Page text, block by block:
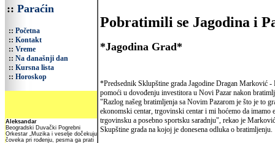
:: Paraćin
:: Početna
:: Kontakt
:: Vreme
:: Na današnji dan
:: Kursna lista
:: Horoskop
Pobratimili se Jagodina i
*Jagodina Grad*
*Predsednik Sklupštine grada Jagodine Dragan Marković -
pomoći u dovođenju investitora u Novi Pazar nakon
"Razlog našeg bratimljenja sa Novim Pazarom je što je to
ekonomski centar, trgovinski centar i mi hoćemo da imamo
trgovinsku a posebno sportsku saradnju", rekao je
Skupštine grada na kojoj je donesena odluka o bratimljenju.